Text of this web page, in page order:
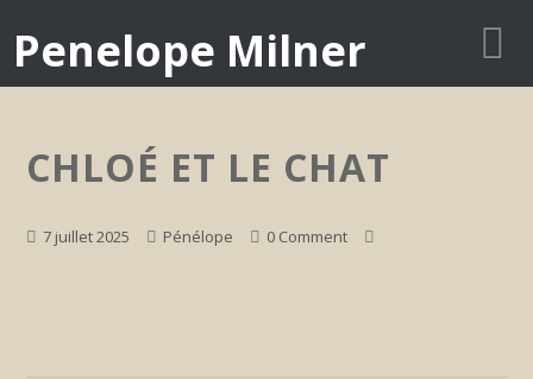
Penelope Milner
CHLOÉ ET LE CHAT
7 juillet 2025 Pénélope 0 Comment